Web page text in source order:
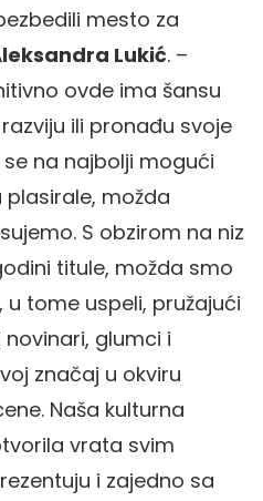
mesto za
Lukić. –
ovde ima šansu
ili pronađu svoje
na najbolji mogući
možda
S obzirom na niz
titule, možda smo
tome uspeli, pružajući
glumci i
značaj u okviru
Naša kulturna
vrata svim
i zajedno sa